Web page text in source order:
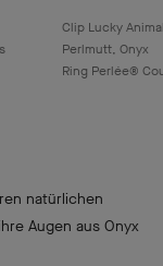
Clip Lucky
Perlmutt, Onyx
Ring Perlée®
natürlichen
Augen aus Onyx